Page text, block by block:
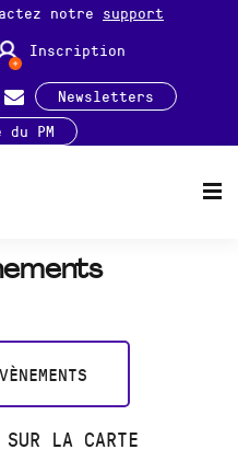
notre support
Inscription
Newsletters
du PM
SUR LA CARTE